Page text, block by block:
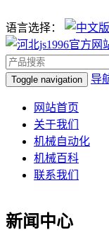
语言选择：
Toggle navigation 导
网站首页
关于我们
机械自动化
机械百科
联系我们
新闻中心